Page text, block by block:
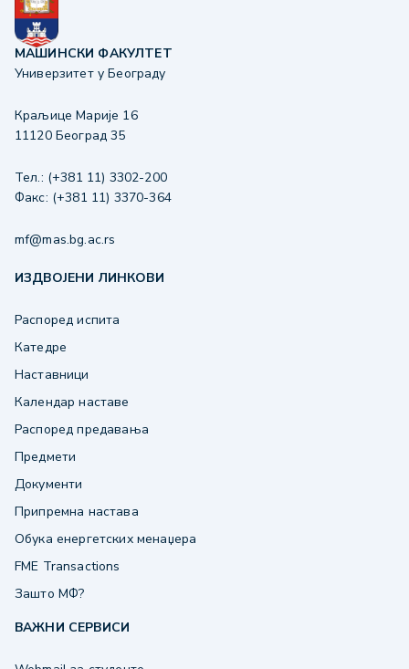
МАШИНСКИ ФАКУЛТЕТ
Универзитет у Београду
Краљице Марије 16
11120 Београд 35
Тел.: (+381 11) 3302-200
Факс: (+381 11) 3370-364
mf@mas.bg.ac.rs
ИЗДВОЈЕНИ ЛИНКОВИ
Распоред испита
Катедре
Наставници
Календар наставе
Распоред предавања
Предмети
Документи
Припремна настава
Обука енергетских менаџера
FME Transactions
Зашто МФ?
ВАЖНИ СЕРВИСИ